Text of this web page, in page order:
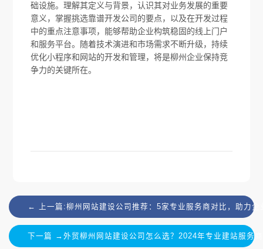
础设施。理解其定义与背景，认识其对业务发展的重要
意义，掌握挑选靠谱开发公司的要点，以及在开发过程
中的重点注意事项，能够帮助企业构筑稳固的线上门户
和服务平台。随着技术演进和市场需求不断升级，持续
优化小程序和网站的开发和管理，将是柳州企业保持竞
争力的关键所在。
← 上一篇:柳州网站建设公司推荐：5家专业服务商对比，助力企
下一篇 →外贸柳州网站建设公司怎么选？2024年专业建站服务